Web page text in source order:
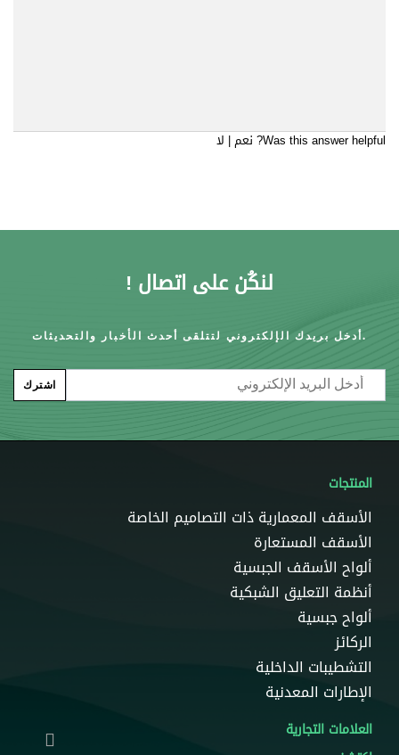
Was this answer helpful? نعم| لا
لنكُن على اتصال !
أدخل بريدك الإلكتروني لتتلقى أحدث الأخبار والتحديثات.
اشترك Email
المنتجات
الأسقف المعمارية ذات التصاميم الخاصة
الأسقف المستعارة
ألواح الأسقف الجبسية
أنظمة التعليق الشبكية
ألواح جبسية
الركائز
التشطيبات الداخلية
الإطارات المعدنية
العلامات التجارية